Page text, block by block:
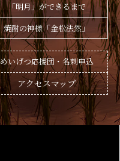
「明月」ができるまで
焼酎の神様「金松法然」
めいげつ応援団・名刺申込
アクセスマップ